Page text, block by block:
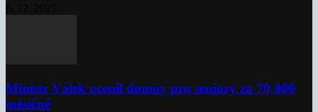
Ministr Válek ocenil domov pro seniory za 70 000
měsíčně